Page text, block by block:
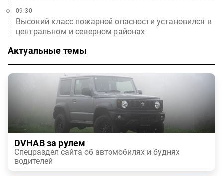
Высокий класс пожарной опасности установился в
центральном и северном районах
09:30
Актуальные темы
DVHAB за рулем
Спецраздел сайта об автомобилях и буднях
водителей